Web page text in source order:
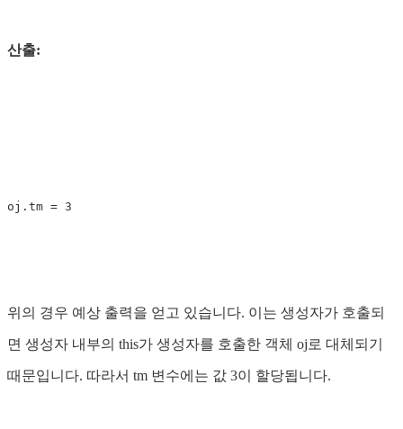
산출:
위의 경우 예상 출력을 얻고 있습니다. 이는 생성자가 호출되
면 생성자 내부의 this가 생성자를 호출한 객체 oj로 대체되기
때문입니다. 따라서 tm 변수에는 값 3이 할당됩니다.